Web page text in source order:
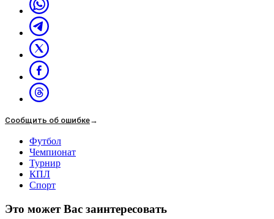
Сообщить об ошибке→
Футбол
Чемпионат
Турнир
КПЛ
Спорт
Это может Вас заинтересовать